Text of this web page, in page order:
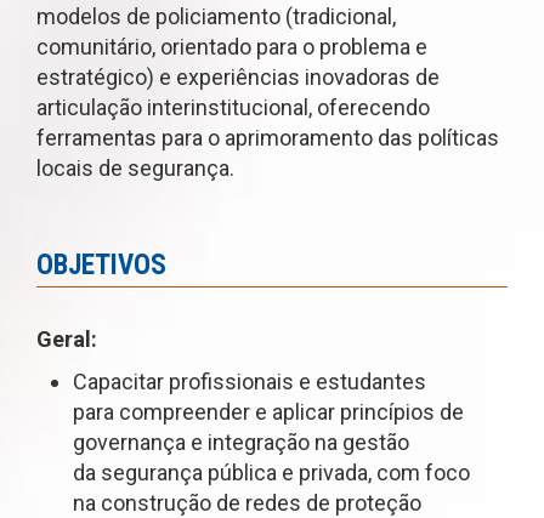
modelos de policiamento (tradicional,
comunitário, orientado para o problema e
estratégico) e experiências inovadoras de
articulação interinstitucional, oferecendo
ferramentas para o aprimoramento das políticas
locais de segurança.
OBJETIVOS
Geral:
Capacitar profissionais e estudantes
para compreender e aplicar princípios de
governança e integração na gestão
da segurança pública e privada, com foco
na construção de redes de proteção